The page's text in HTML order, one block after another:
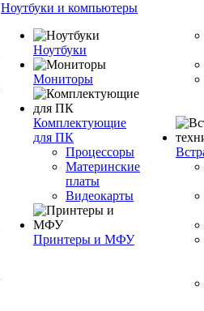
Ноутбуки и компьютеры
Ноутбуки
Мониторы
Комплектующие
для ПК
Процессоры
Материнские
платы
Видеокарты
Принтеры и МФУ